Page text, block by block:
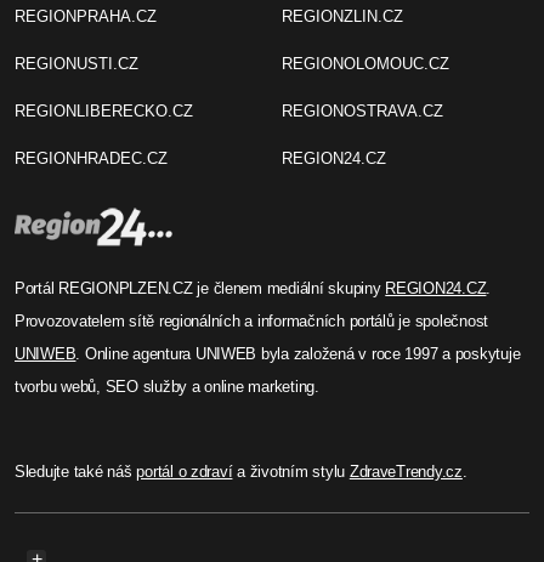
REGIONPRAHA.CZ
REGIONUSTI.CZ
REGIONLIBERECKO.CZ
REGIONHRADEC.CZ
REGIONZLIN.CZ
REGIONOLOMOUC.CZ
REGIONOSTRAVA.CZ
REGION24.CZ
Portál REGIONPLZEN.CZ je členem mediální skupiny REGION24.CZ.
Provozovatelem sítě regionálních a informačních portálů je společnost
UNIWEB . Online agentura UNIWEB byla založená v roce 1997 a poskytuje
tvorbu webů, SEO služby a online marketing.
Sledujte také nášportál o zdravía životním stylu ZdraveTrendy.cz